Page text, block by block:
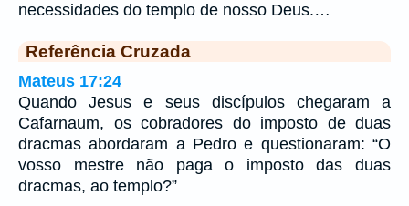
necessidades do templo de nosso Deus.…
Referência Cruzada
Mateus 17:24
Quando Jesus e seus discípulos chegaram a
Cafarnaum, os cobradores do imposto de duas
dracmas abordaram a Pedro e questionaram: “O
vosso mestre não paga o imposto das duas
dracmas, ao templo?”